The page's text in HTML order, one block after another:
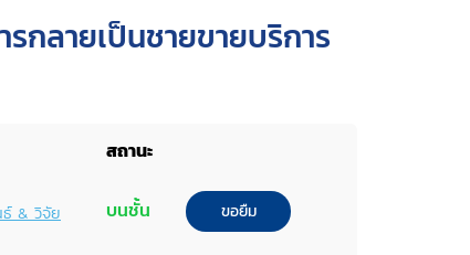
กลายเป็นชายขายบริการ
สถานะ
& วิจัย บนชั้น ขอยืม